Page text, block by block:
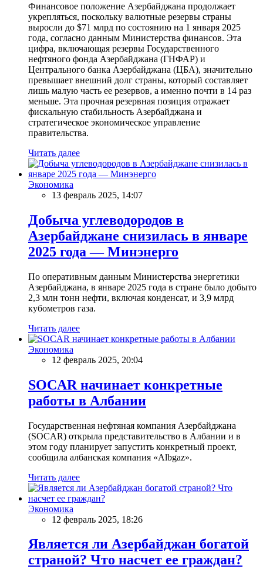
Финансовое положение Азербайджана продолжает
укрепляться, поскольку валютные резервы страны
выросли до $71 млрд по состоянию на 1 января 2025
года, согласно данным Министерства финансов. Эта
цифра, включающая резервы Государственного
нефтяного фонда Азербайджана (ГНФАР) и
Центрального банка Азербайджана (ЦБА), значительно
превышает внешний долг страны, который составляет
лишь малую часть ее резервов, а именно почти в 14 раз
меньше. Эта прочная резервная позиция отражает
фискальную стабильность Азербайджана и
стратегическое экономическое управление
правительства.
Читать далее
Экономика
13 февраль 2025, 14:07
Добыча углеводородов в
Азербайджане снизилась в январе
2025 года — Минэнерго
По оперативным данным Министерства энергетики
Азербайджана, в январе 2025 года в стране было добыто
2,3 млн тонн нефти, включая конденсат, и 3,9 млрд
кубометров газа.
Читать далее
Экономика
12 февраль 2025, 20:04
SOCAR начинает конкретные
работы в Албании
Государственная нефтяная компания Азербайджана
(SOCAR) открыла представительство в Албании и в
этом году планирует запустить конкретный проект,
сообщила албанская компания «Albgaz».
Читать далее
Экономика
12 февраль 2025, 18:26
Является ли Азербайджан богатой
страной? Что насчет ее граждан?